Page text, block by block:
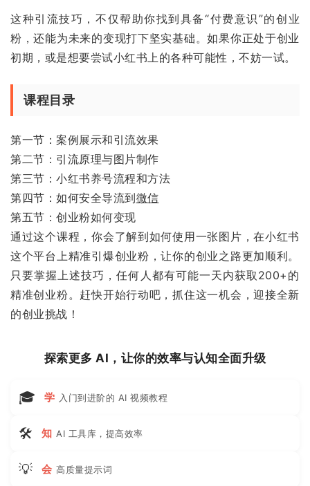
这种引流技巧，不仅帮助你找到具备“付费意识”的创业
粉，还能为未来的变现打下坚实基础。如果你正处于创业
初期，或是想要尝试小红书上的各种可能性，不妨一试。
课程目录
第一节：案例展示和引流效果
第二节：引流原理与图片制作
第三节：小红书养号流程和方法
第四节：如何安全导流到微信
第五节：创业粉如何变现
通过这个课程，你会了解到如何使用一张图片，在小红书
这个平台上精准引爆创业粉，让你的创业之路更加顺利。
只要掌握上述技巧，任何人都有可能一天内获取200+的
精准创业粉。赶快开始行动吧，抓住这一机会，迎接全新
的创业挑战！
探索更多 AI，让你的效率与认知全面升级
🎓 学 入门到进阶的 AI 视频教程
🛠 知 AI 工具库，提高效率
💡 会 高质量提示词